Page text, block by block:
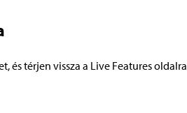
és térjen vissza a Live Features oldalra